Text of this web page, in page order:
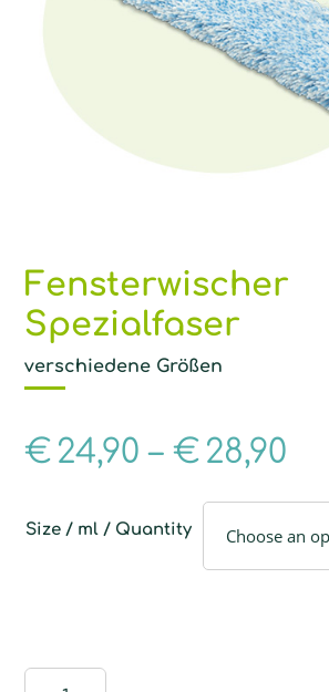
Fensterwischer
Spezialfaser
verschiedene Größen
€ 24,90 –€ 28,90
Size / ml / Quantity